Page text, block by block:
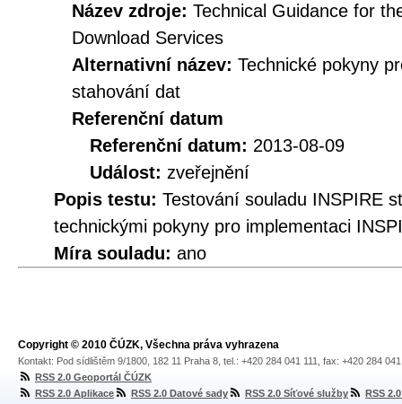
Název zdroje: Technical Guidance for
Download Services
Alternativní název: Technické pokyny
stahování dat
Referenční datum
Referenční datum: 2013-08-09
Událost: zveřejnění
Popis testu: Testování souladu INSPIRE
technickými pokyny pro implementaci
Míra souladu: ano
Copyright © 2010 ČÚZK, Všechna práva vyhrazena
Kontakt: Pod sídlištěm 9/1800, 182 11 Praha 8, tel.: +420 284 041 111, fax: +420 284
RSS 2.0 Geoportál ČÚZK
RSS 2.0 Aplikace
RSS 2.0 Datové sady RSS 2.0 Síťové služby RSS